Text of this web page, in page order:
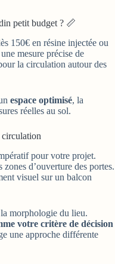
petit budget ? 📏
150€ en résine injectée ou
mesure précise de
la circulation autour des
espace optimisé, la
réelles au sol.
circulation
pour votre projet.
d’ouverture des portes.
visuel sur un balcon
morphologie du lieu.
votre critère de décision
une approche différente